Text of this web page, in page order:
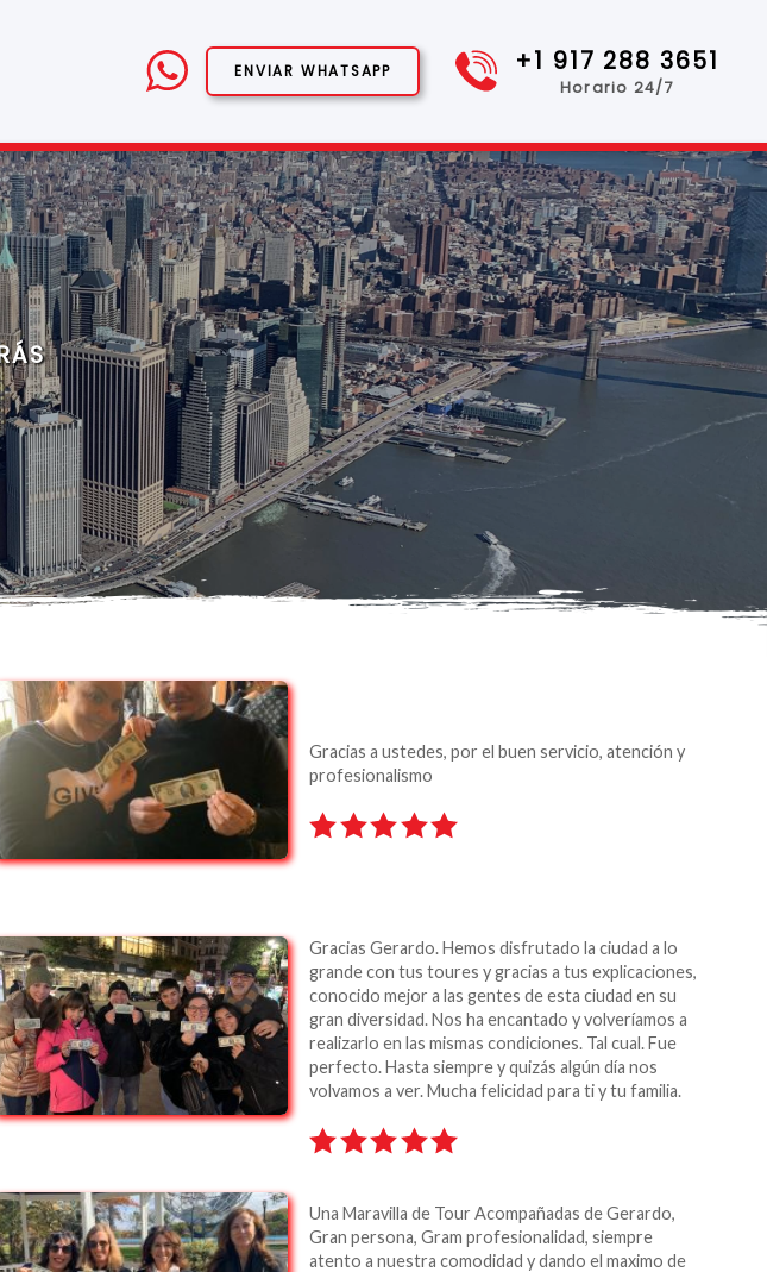
ENVIAR WHATSAPP +1 917 288 3651
Horario 24/7
Gracias a ustedes, por el buen servicio, atención y
profesionalismo
Gracias Gerardo. Hemos disfrutado la ciudad a lo
grande con tus toures y gracias a tus explicaciones,
conocido mejor a las gentes de esta ciudad en su
gran diversidad. Nos ha encantado y volveríamos a
realizarlo en las mismas condiciones. Tal cual. Fue
perfecto. Hasta siempre y quizás algún día nos
volvamos a ver. Mucha felicidad para ti y tu familia.
Una Maravilla de Tour Acompañadas de Gerardo,
Gran persona, Gram profesionalidad, siempre
atento a nuestra comodidad y dando el maximo de